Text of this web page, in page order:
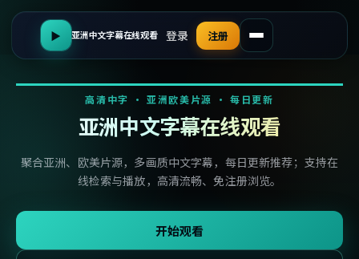
▶ 亚洲中文字幕在线观看 登录 注册
高清中字 · 亚洲欧美片源 · 每日更新
亚洲中文字幕在线观看
聚合亚洲、欧美片源，多画质中文字幕，每日更新推荐；支持在
线检索与播放，高清流畅、免注册浏览。
开始观看